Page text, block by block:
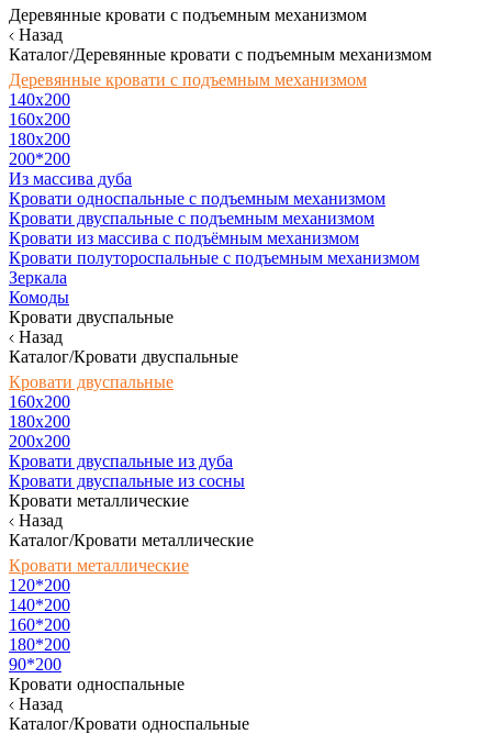
Деревянные кровати с подъемным механизмом
Назад
Каталог/Деревянные кровати с подъемным механизмом
Деревянные кровати с подъемным механизмом
140x200
160х200
180х200
200*200
Из массива дуба
Кровати односпальные с подъемным механизмом
Кровати двуспальные с подъемным механизмом
Кровати из массива с подъёмным механизмом
Кровати полутороспальные с подъемным механизмом
Зеркала
Комоды
Кровати двуспальные
Назад
Каталог/Кровати двуспальные
Кровати двуспальные
160х200
180x200
200x200
Кровати двуспальные из дуба
Кровати двуспальные из сосны
Кровати металлические
Назад
Каталог/Кровати металлические
Кровати металлические
120*200
140*200
160*200
180*200
90*200
Кровати односпальные
Назад
Каталог/Кровати односпальные